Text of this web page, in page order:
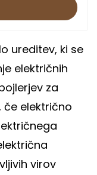
ureditev, ki se
električnih
za
električno
virov